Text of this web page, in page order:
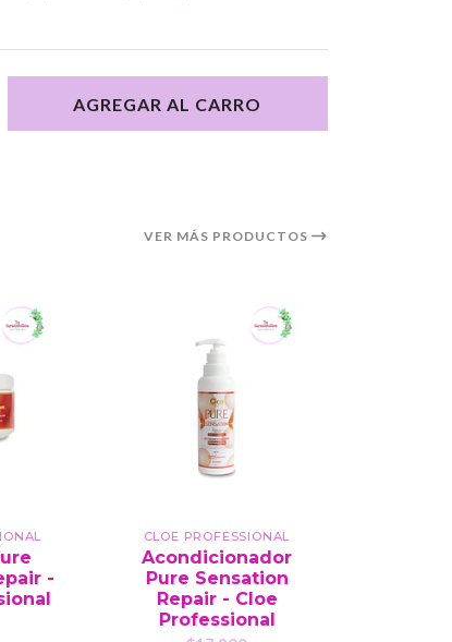
AGREGAR AL CARRO
VER MÁS PRODUCTOS
-
CLOE PROFESSIONAL
Acondicionador
Pure Sensation
Repair - Cloe
Professional